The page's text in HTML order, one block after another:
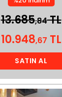
13.685,84TL
10.948,67 TL
SATIN AL